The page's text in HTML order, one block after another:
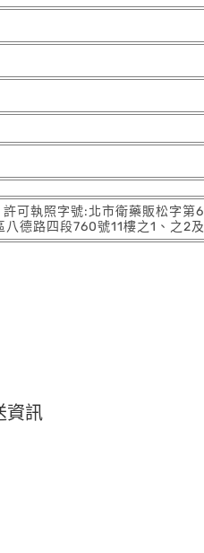
執照字號:北市衛藥販松字第
德路四段760號11樓之1、之
資訊